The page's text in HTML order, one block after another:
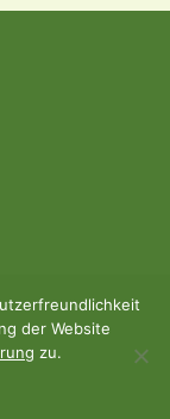
der Website
zu.